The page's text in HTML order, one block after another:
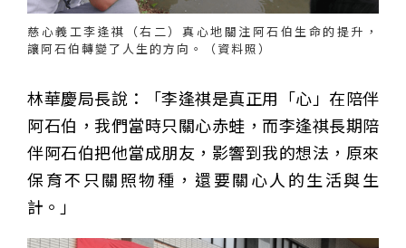
慈心義工李逢祺（右二）真心地關注阿石伯生命的提升，
讓阿石伯轉變了人生的方向。（資料照）
林華慶局長說：「李逢祺是真正用「心」在陪伴
阿石伯，我們當時只關心赤蛙，而李逢祺長期陪
伴阿石伯把他當成朋友，影響到我的想法，原來
保育不只關照物種，還要關心人的生活與生
計。」